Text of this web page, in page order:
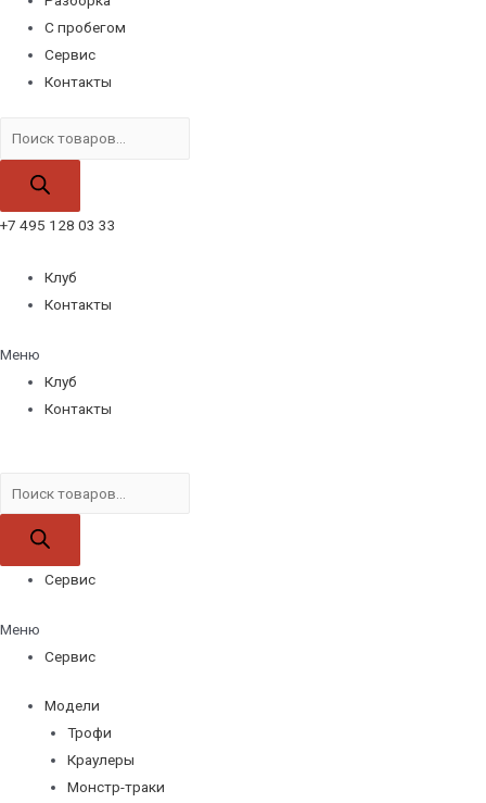
С пробегом
Сервис
Контакты
товаров
+7 495 128 03 33
Клуб
Контакты
Меню
Клуб
Контакты
товаров
Сервис
Меню
Сервис
Модели
Трофи
Краулеры
Монстр-траки